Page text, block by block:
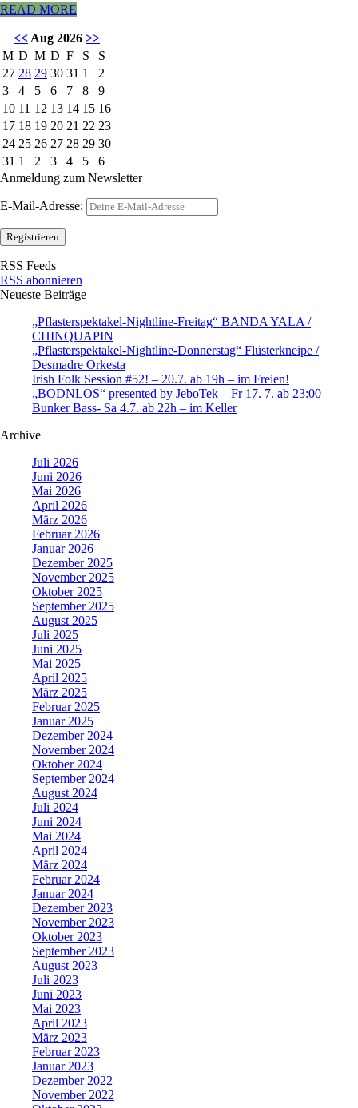
READ MORE
<< Aug 2026 >>
M D M D F S
S
27 28 29 30 31 1
2
3
4 5 6 7 8
9
10 11 12 13 14 15 16
17 18 19 20 21 22 23
24 25 26 27 28 29 30
31 1 2 3 4 5
6
Anmeldung zum Newsletter
E-Mail-Adresse:
RSS Feeds
RSS abonnieren
Neueste Beiträge
„Pflasterspektakel-Nightline-Freitag“ BANDA YALA /
CHINQUAPIN
„Pflasterspektakel-Nightline-Donnerstag“ Flüsterkneipe /
Desmadre Orkesta
Irish Folk Session #52! – 20.7. ab 19h – im Freien!
„BODNLOS“ presented by JeboTek – Fr 17. 7. ab 23:00
Bunker Bass- Sa 4.7. ab 22h – im Keller
Archive
Juli 2026
Juni 2026
Mai 2026
April 2026
März 2026
Februar 2026
Januar 2026
Dezember 2025
November 2025
Oktober 2025
September 2025
August 2025
Juli 2025
Juni 2025
Mai 2025
April 2025
März 2025
Februar 2025
Januar 2025
Dezember 2024
November 2024
Oktober 2024
September 2024
August 2024
Juli 2024
Juni 2024
Mai 2024
April 2024
März 2024
Februar 2024
Januar 2024
Dezember 2023
November 2023
Oktober 2023
September 2023
August 2023
Juli 2023
Juni 2023
Mai 2023
April 2023
März 2023
Februar 2023
Januar 2023
Dezember 2022
November 2022